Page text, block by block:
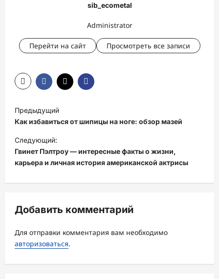
sib_ecometal
Administrator
Перейти на сайт Просмотреть все записи
а
в
и
г
а
и
з
Предыдущий
Как избавиться от шипицы на ноге: обзор мазей
Следующий:
Гвинет Пэлтроу — интересные факты о жизни,
карьера и личная история американской актрисы
Добавить комментарий
Для отправки комментария вам необходимо
авторизоваться.